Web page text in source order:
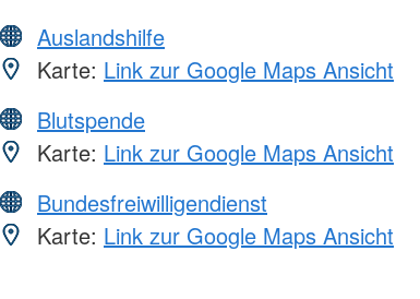
Auslandshilfe
Karte: Link zur Google Maps Ansicht
Blutspende
Karte: Link zur Google Maps Ansicht
Bundesfreiwilligendienst
Karte: Link zur Google Maps Ansicht